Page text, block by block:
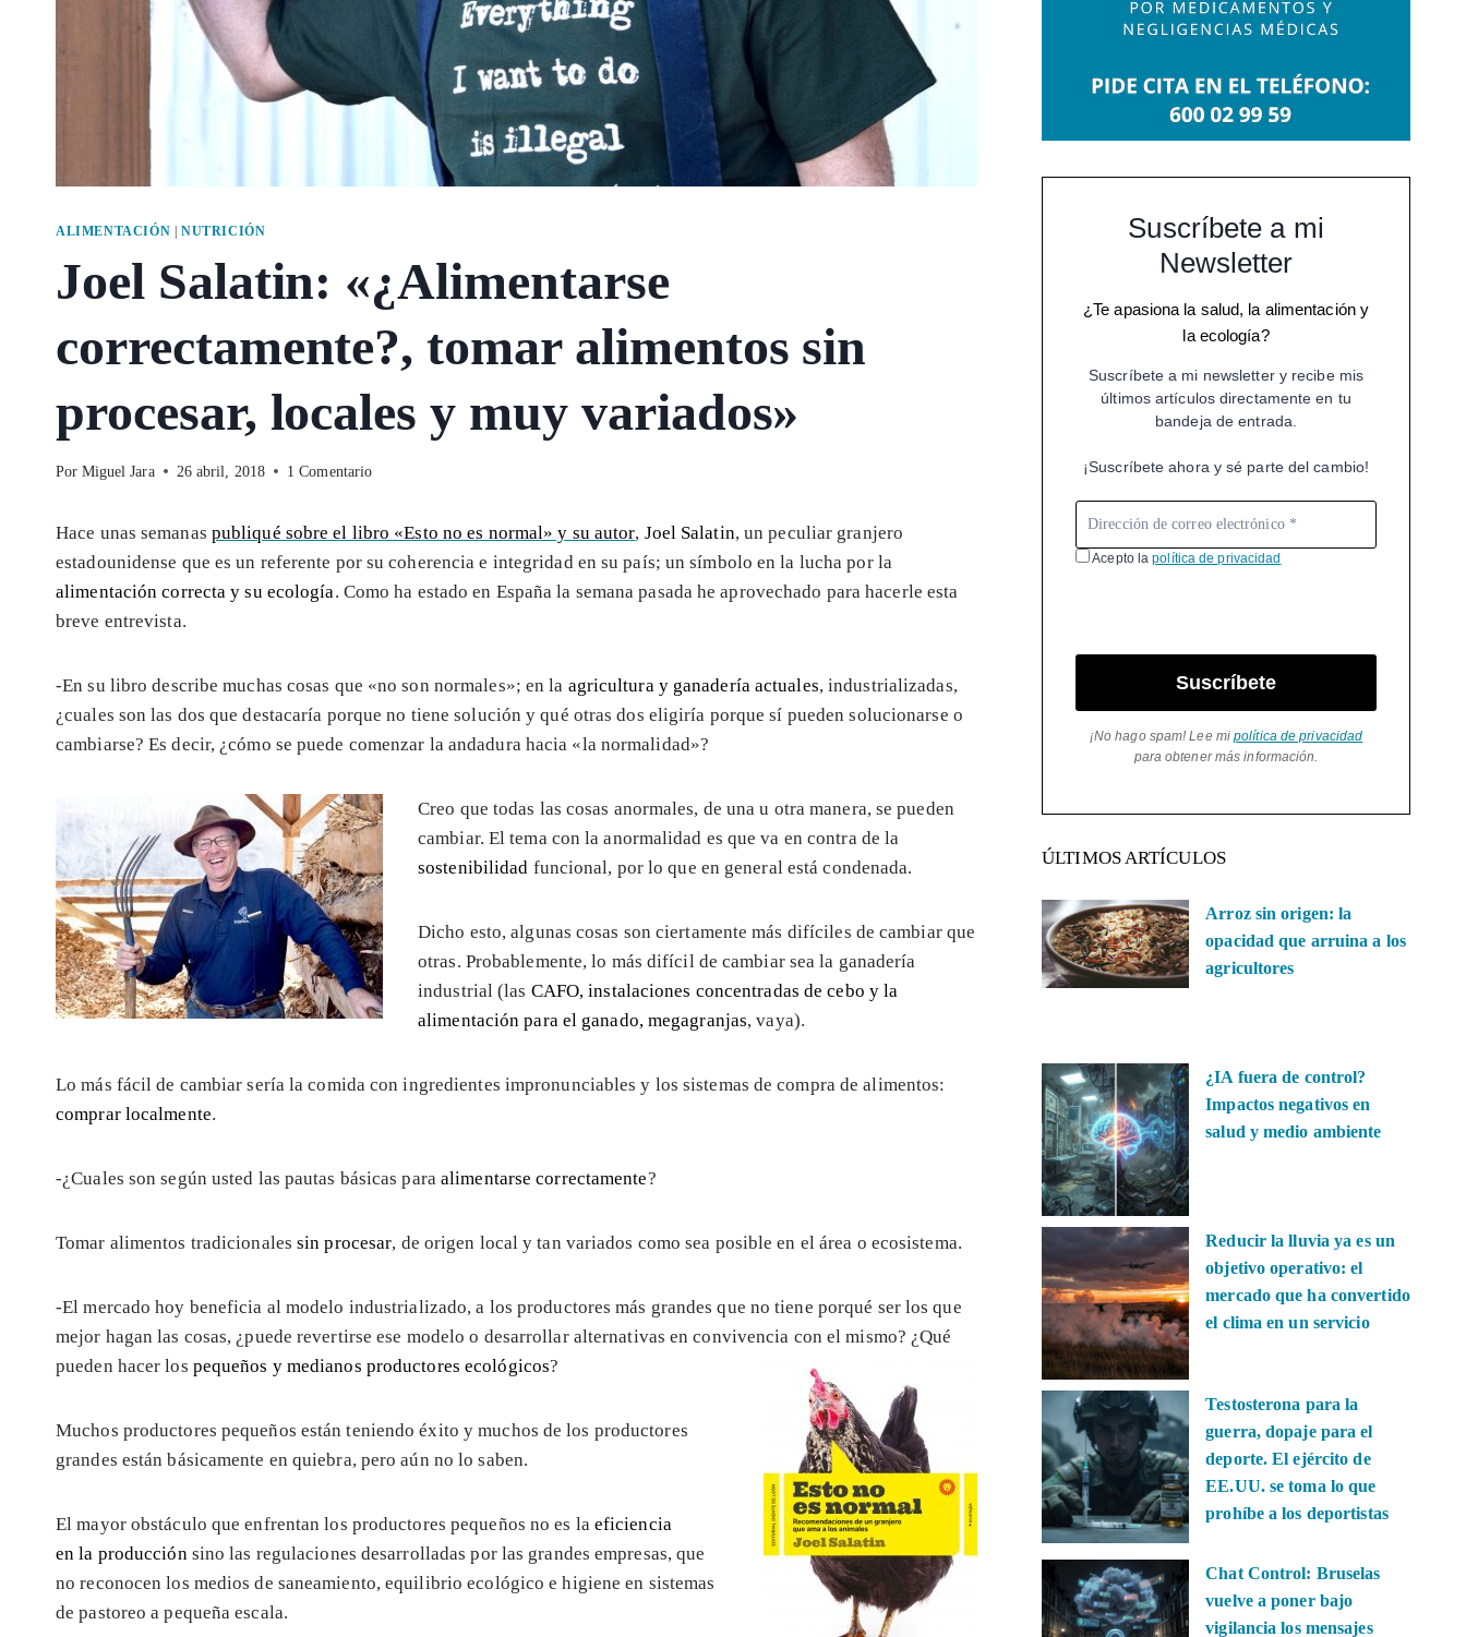
ALIMENTACIÓN NUTRICIÓN
Joel Salatin: «¿Alimentarse
correctamente?, tomar alimentos sin
procesar, locales y muy variados»
Por Miguel Jara 26 abril, 2018 1 Comentario
Hace unas semanas publiqué sobre el libro «Esto no es normal» y su autor, Joel Salatin, un peculiar granjero
estadounidense que es un referente por su coherencia e integridad en su país; un símbolo en la lucha por la
alimentación correcta y su ecología. Como ha estado en España la semana pasada he aprovechado para hacerle esta
breve entrevista.
-En su libro describe muchas cosas que «no son normales»; en la agricultura y ganadería actuales, industrializadas,
¿cuales son las dos que destacaría porque no tiene solución y qué otras dos eligiría porque sí pueden solucionarse o
cambiarse? Es decir, ¿cómo se puede comenzar la andadura hacia «la normalidad»?
Creo que todas las cosas anormales, de una u otra manera, se pueden
cambiar. El tema con la anormalidad es que va en contra de la
sostenibilidad funcional, por lo que en general está condenada.
Dicho esto, algunas cosas son ciertamente más difíciles de cambiar que
otras. Probablemente, lo más difícil de cambiar sea la ganadería
industrial (las CAFO, instalaciones concentradas de cebo y la
alimentación para el ganado, megagranjas, vaya).
Lo más fácil de cambiar sería la comida con ingredientes impronunciables y los sistemas de compra de alimentos:
comprar localmente.
-¿Cuales son según usted las pautas básicas para alimentarse correctamente?
Tomar alimentos tradicionalessin procesar, de origen local y tan variados como sea posible en el área o ecosistema.
-El mercado hoy beneficia al modelo industrializado, a los productores más grandes que no tiene porqué ser los que
mejor hagan las cosas, ¿puede revertirse ese modelo o desarrollar alternativas en convivencia con el mismo? ¿Qué
pueden hacer los pequeños y medianos productores ecológicos?
Muchos productores pequeños están teniendo éxito y muchos de los productores
grandes están básicamente en quiebra, pero aún no lo saben.
El mayor obstáculo que enfrentan los productores pequeños no es la eficiencia
en la producciónsino las regulaciones desarrolladas por las grandes empresas, que
no reconocen los medios de saneamiento, equilibrio ecológico e higiene en sistemas
de pastoreo a pequeña escala.
Suscríbete a mi
Newsletter
¿Te apasiona la salud, la alimentación y
la ecología?
Suscríbete a mi newsletter y recibe mis
últimos artículos directamente en tu
bandeja de entrada.
¡Suscríbete ahora y sé parte del cambio!
Acepto lapolítica de privacidad
Suscríbete
¡No hago spam! Lee mipolítica de privacidad
para obtener más información.
ÚLTIMOS ARTÍCULOS
Arroz sin origen: la
opacidad que arruina a los
agricultores
¿IA fuera de control?
Impactos negativos en
salud y medio ambiente
Reducir la lluvia ya es un
objetivo operativo: el
mercado que ha convertido
el clima en un servicio
Testosterona para la
guerra, dopaje para el
deporte. El ejército de
EE.UU. se toma lo que
prohíbe a los deportistas
Chat Control: Bruselas
vuelve a poner bajo
vigilancia los mensajes